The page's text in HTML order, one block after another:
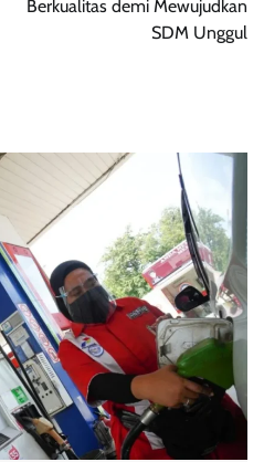
Berkualitas demi Mewujudkan
SDM Unggul